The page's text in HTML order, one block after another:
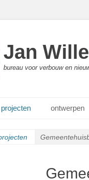
Jan
bureau voor verbouw en
projecten ontwerpen